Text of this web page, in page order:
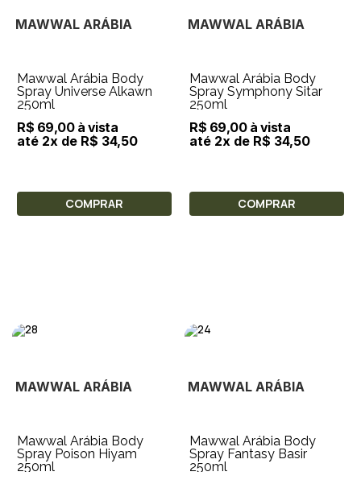
MAWWAL ARÁBIA
Mawwal Arábia Body
Spray Universe Alkawn
250ml
R$ 69,00 à vista
até 2x de R$ 34,50
COMPRAR
MAWWAL ARÁBIA
Mawwal Arábia Body
Spray Symphony Sitar
250ml
R$ 69,00 à vista
até 2x de R$ 34,50
COMPRAR
MAWWAL ARÁBIA
Mawwal Arábia Body
Spray Poison Hiyam
250ml
MAWWAL ARÁBIA
Mawwal Arábia Body
Spray Fantasy Basir
250ml